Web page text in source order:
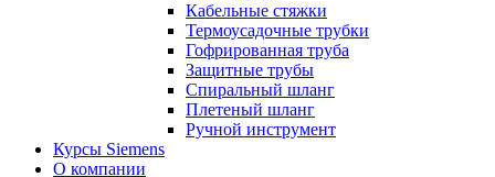
Кабельные стяжки
Термоусадочные трубки
Гофрированная труба
Защитные трубы
Спиральный шланг
Плетеный шланг
Ручной инструмент
Курсы Siemens
О компании